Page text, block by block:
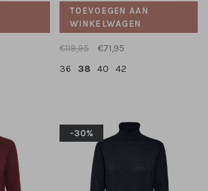
TOEVOEGEN AAN
WINKELWAGEN
€119,95
€71,95
36
38 40 42
-30%